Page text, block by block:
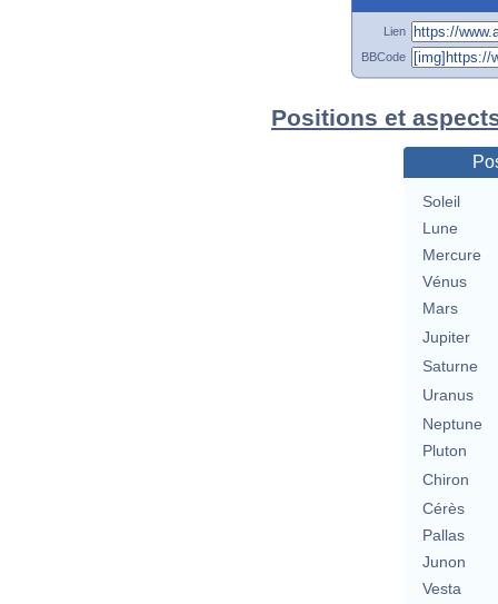
Lien
BBCode
Positions et
Soleil
Lune
Mercure
Vénus
Mars
Jupiter
Saturne
Uranus
Neptune
Pluton
Chiron
Cérès
Pallas
Junon
Vesta